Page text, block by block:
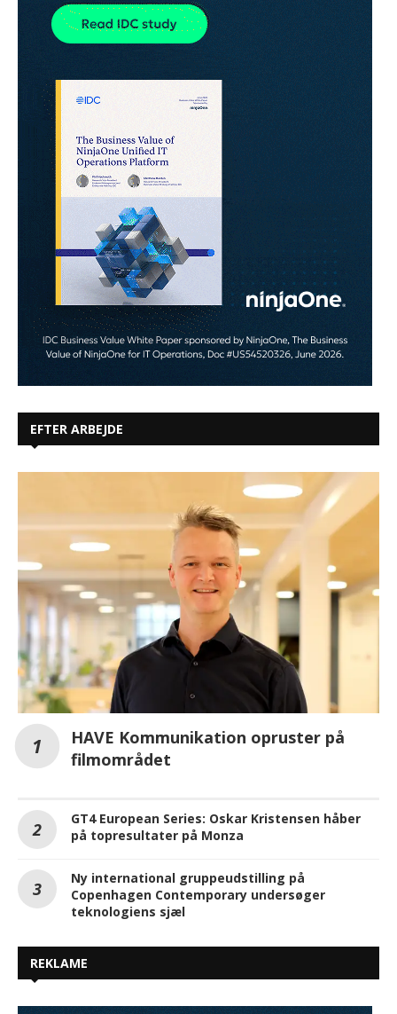
EFTER ARBEJDE
HAVE Kommunikation opruster på
filmområdet
GT4 European Series: Oskar Kristensen håber
på topresultater på Monza
Ny international gruppeudstilling på
Copenhagen Contemporary undersøger
teknologiens sjæl
REKLAME